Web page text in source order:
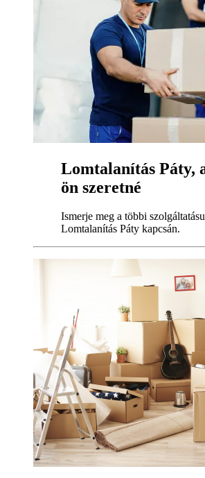
Lomtalanítás Páty,
ön szeretné
Ismerje meg a többi
Lomtalanítás Páty kapcsán.